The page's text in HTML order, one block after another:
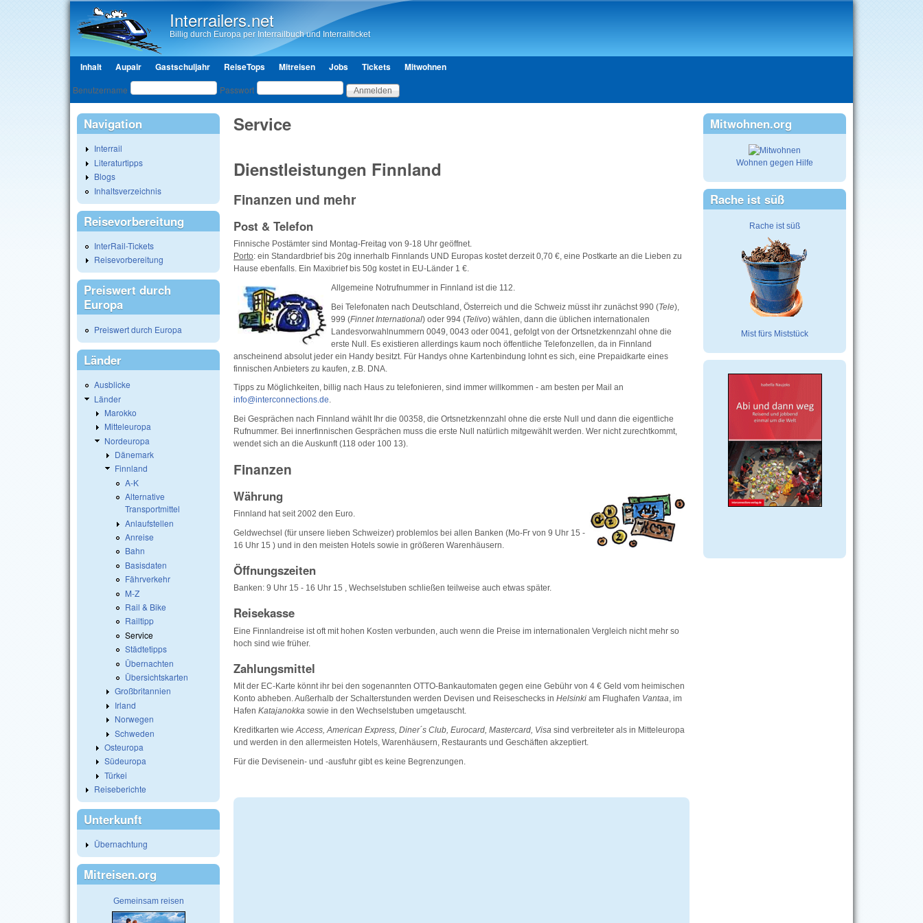
Interrailers.net
Billig durch Europa per Interrailbuch und Interrailticket
Hauptmenü
Inhalt Aupair Gastschuljahr ReiseTops Mitreisen Jobs Tickets Mitwohnen
Benutzeranmeldung
Benutzername Passwort
Service
Dienstleistungen Finnland
Finanzen und mehr
Post & Telefon
Finnische Postämter sind Montag-Freitag von 9-18 Uhr geöffnet.
Porto: ein Standardbrief bis 20g innerhalb Finnlands UND Europas kostet derzeit 0,70 €, eine Postkarte an die Lieben zu
Hause ebenfalls. Ein Maxibrief bis 50g kostet in EU-Länder 1 €.
Allgemeine Notrufnummer in Finnland ist die 112.
Bei Telefonaten nach Deutschland, Österreich und die Schweiz müsst ihr zunächst 990 (Tele),
999 (Finnet International) oder 994 (Telivo) wählen, dann die üblichen internationalen
Landesvorwahlnummern 0049, 0043 oder 0041, gefolgt von der Ortsnetzkennzahl ohne die
erste Null. Es existieren allerdings kaum noch öffentliche Telefonzellen, da in Finnland
anscheinend absolut jeder ein Handy besitzt. Für Handys ohne Kartenbindung lohnt es sich, eine Prepaidkarte eines
finnischen Anbieters zu kaufen, z.B. DNA.
Tipps zu Möglichkeiten, billig nach Haus zu telefonieren, sind immer willkommen - am besten per Mail an
info@interconnections.de.
Bei Gesprächen nach Finnland wählt Ihr die 00358, die Ortsnetzkennzahl ohne die erste Null und dann die eigentliche
Rufnummer. Bei innerfinnischen Gesprächen muss die erste Null natürlich mitgewählt werden. Wer nicht zurechtkommt,
wendet sich an die Auskunft (118 oder 100 13).
Finanzen
Währung
Finnland hat seit 2002 den Euro.
Geldwechsel (für unsere lieben Schweizer) problemlos bei allen Banken (Mo-Fr von 9 Uhr 15 -
16 Uhr 15 ) und in den meisten Hotels sowie in größeren Warenhäusern.
Öffnungszeiten
Banken: 9 Uhr 15 - 16 Uhr 15 , Wechselstuben schließen teilweise auch etwas später.
Reisekasse
Eine Finnlandreise ist oft mit hohen Kosten verbunden, auch wenn die Preise im internationalen Vergleich nicht mehr so
hoch sind wie früher.
Zahlungsmittel
Mit der EC-Karte könnt ihr bei den sogenannten OTTO-Bankautomaten gegen eine Gebühr von 4 € Geld vom heimischen
Konto abheben. Außerhalb der Schalterstunden werden Devisen und Reiseschecks in Helsinki am Flughafen Vantaa, im
Hafen Katajanokka sowie in den Wechselstuben umgetauscht.
Kreditkarten wieAccess, American Express, Diner´s Club, Eurocard, Mastercard, Visa sind verbreiteter als in Mitteleuropa
und werden in den allermeisten Hotels, Warenhäusern, Restaurants und Geschäften akzeptiert.
Für die Devisenein- und -ausfuhr gibt es keine Begrenzungen.
Navigation
Interrail
Literaturtipps
Blogs
Inhaltsverzeichnis
Reisevorbereitung
InterRail-Tickets
Reisevorbereitung
Preiswert durch
Europa
Preiswert durch Europa
Länder
Ausblicke
Länder
Marokko
Mitteleuropa
Nordeuropa
Dänemark
Finnland
A-K
Alternative
Transportmittel
Anlaufstellen
Anreise
Bahn
Basisdaten
Fährverkehr
M-Z
Rail & Bike
Railtipp
Service
Städtetipps
Übernachten
Übersichtskarten
Großbritannien
Irland
Norwegen
Schweden
Osteuropa
Südeuropa
Türkei
Reiseberichte
Unterkunft
Übernachtung
Mitreisen.org
Gemeinsam reisen
Mitwohnen.org
Wohnen gegen Hilfe
Rache ist süß
Rache ist süß
Mist fürs Miststück